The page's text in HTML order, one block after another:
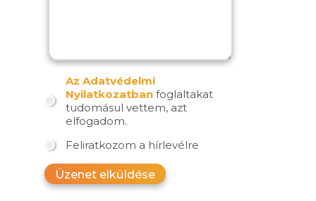
Az Adatvédelmi
Nyilatkozatban foglaltakat
tudomásul vettem, azt
elfogadom.
Feliratkozom a hírlevélre
Üzenet elküldése